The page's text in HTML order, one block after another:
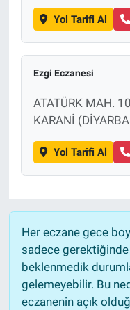
Yol Tarifi Al
Ezgi Eczanesi
ATATÜRK MAH.
KARANİ
Yol Tarifi Al
Her eczane gece
sadece gerektiğinde
beklenmedik
gelemeyebilir. Bu
eczanenin açık